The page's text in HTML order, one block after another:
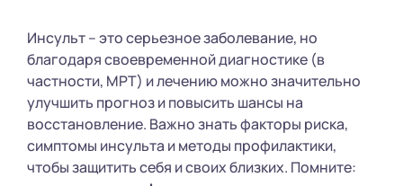
Инсульт – это серьезное заболевание, но
благодаря своевременной диагностике (в
частности, МРТ) и лечению можно значительно
улучшить прогноз и повысить шансы на
восстановление. Важно знать факторы риска,
симптомы инсульта и методы профилактики,
чтобы защитить себя и своих близких. Помните: